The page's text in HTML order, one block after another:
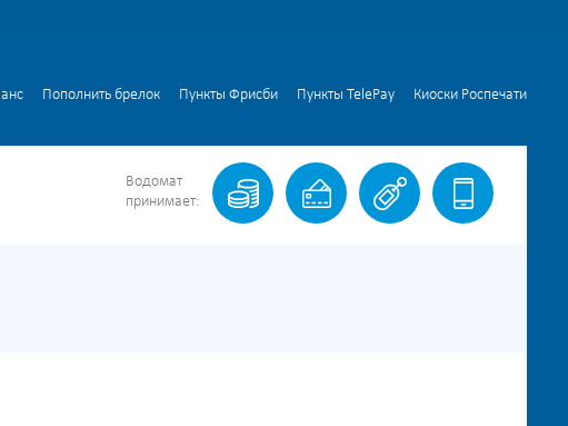
Пополнить брелок Пункты Фрисби Пункты TelePay Киоски Роспечати
Водомат
принимает: